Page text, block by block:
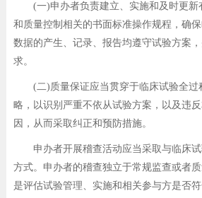
(一)申办者负责建立、实施和及时更新
和质量控制相关的书面标准操作规程，确
数据的产生、记录、报告均遵守试验方案
求。
(二)质量保证应当贯穿于临床试验全过
略，以识别严重不依从试验方案，以及违
因，从而采取纠正和预防措施。
申办者开展稽查活动应当采取与临床试
方式。申办者的稽查独立于常规监查或者
是评估试验管理、实施和相关参与方是否